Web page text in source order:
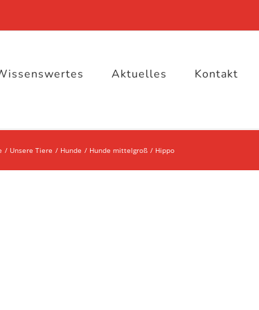
Aktuelles Kontakt
Unsere Tiere Hunde Hunde mittelgroß Hippo